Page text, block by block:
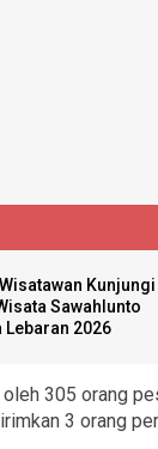
Kunjungi
Sawahlunto
Lebaran 2026
305 orang
3 orang